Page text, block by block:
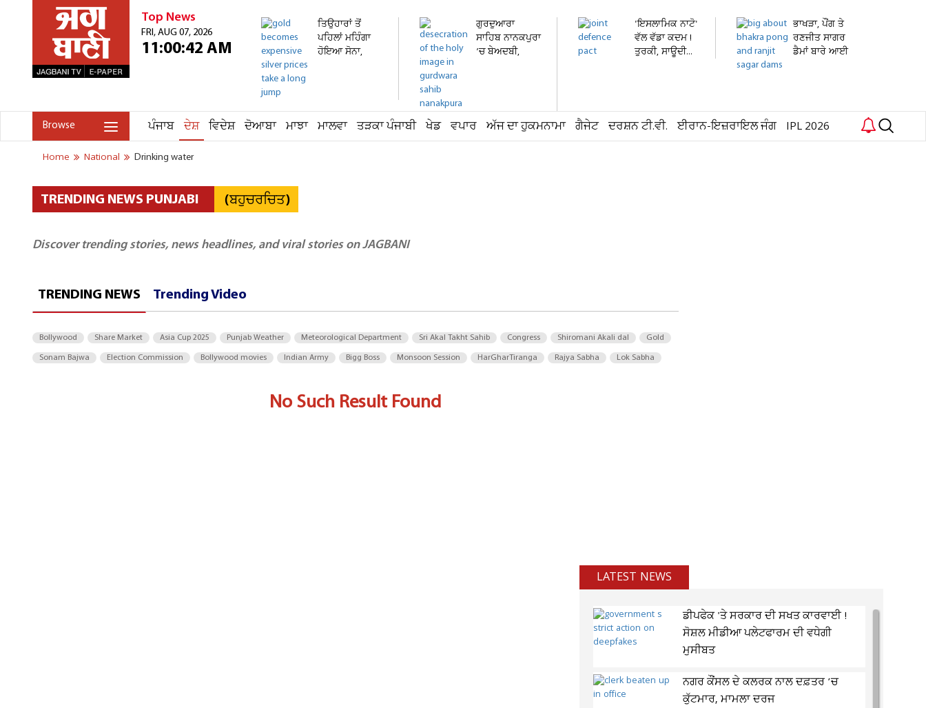
Top News
FRI, AUG 07, 2026
11:00:42 AM
ਤਿਉਹਾਰਾਂ ਤੋਂ
ਪਹਿਲਾਂ ਮਹਿੰਗਾ
ਹੋਇਆ ਸੋਨਾ,
ਗੁਰਦੁਆਰਾ
ਸਾਹਿਬ ਨਾਨਕਪੁਰਾ
’ਚ ਬੇਅਦਬੀ,
'ਇਸਲਾਮਿਕ ਨਾਟੋ'
ਵੱਲ ਵੱਡਾ ਕਦਮ !
ਤੁਰਕੀ, ਸਾਊਦੀ...
ਭਾਖੜਾ, ਪੌਂਗ ਤੇ
ਰਣਜੀਤ ਸਾਗਰ
ਡੈਮਾਂ ਬਾਰੇ ਆਈ
Browse ਪੰਜਾਬ ਦੇਸ਼ ਵਿਦੇਸ਼ ਦੋਆਬਾ ਮਾਝਾ ਮਾਲਵਾ ਤੜਕਾ ਪੰਜਾਬੀ ਖੇਡ ਵਪਾਰ ਅੱਜ ਦਾ ਹੁਕਮਨਾਮਾ ਗੈਜੇਟ ਦਰਸ਼ਨ ਟੀ.ਵੀ. ਈਰਾਨ-ਇਜ਼ਰਾਇਲ ਜੰਗ IPL 2026
Home National Drinking water
TRENDING NEWS PUNJABI (ਬਹੁਚਰਚਿਤ)
Discover trending stories, news headlines, and viral stories on JAGBANI
TRENDING NEWS Trending Video
Bollywood Share Market Asia Cup 2025 Punjab Weather Meteorological Department Sri Akal Takht Sahib Congress Shiromani Akali dal Gold
Sonam Bajwa Election Commission Bollywood movies Indian Army Bigg Boss Monsoon Session HarGharTiranga Rajya Sabha Lok Sabha
No Such Result Found
LATEST NEWS
ਡੀਪਫੇਕ 'ਤੇ ਸਰਕਾਰ ਦੀ ਸਖਤ ਕਾਰਵਾਈ !
ਸੋਸ਼ਲ ਮੀਡੀਆ ਪਲੇਟਫਾਰਮ ਦੀ ਵਧੇਗੀ
ਮੁਸੀਬਤ
ਨਗਰ ਕੌਂਸਲ ਦੇ ਕਲਰਕ ਨਾਲ ਦਫ਼ਤਰ ’ਚ
ਕੁੱਟਮਾਰ, ਮਾਮਲਾ ਦਰਜ